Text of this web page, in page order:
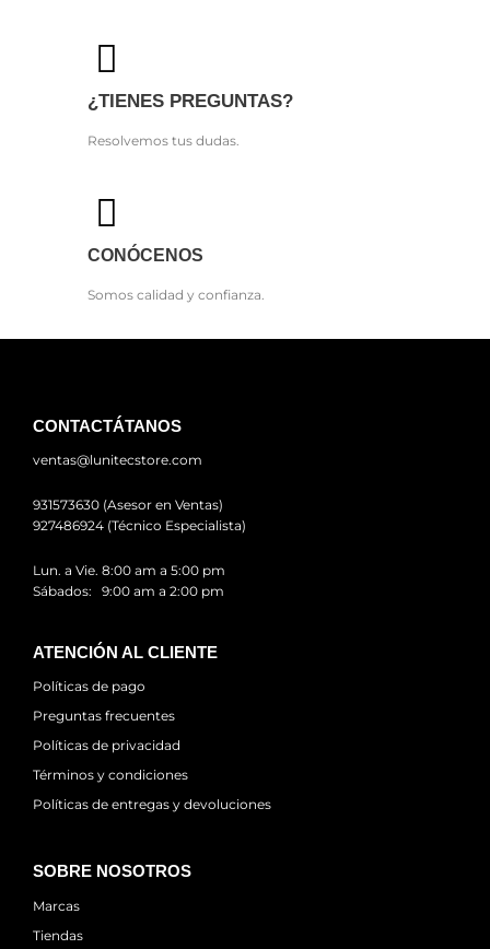
¿TIENES PREGUNTAS?
Resolvemos tus dudas.
CONÓCENOS
Somos calidad y confianza.
CONTACTÁTANOS
ventas@lunitecstore.com
931573630 (Asesor en Ventas)
927486924 (Técnico Especialista)
Lun. a Vie. 8:00 am a 5:00 pm
Sábados: 9:00 am a 2:00 pm
ATENCIÓN AL CLIENTE
Políticas de pago
Preguntas frecuentes
Políticas de privacidad
Términos y condiciones
Políticas de entregas y devoluciones
SOBRE NOSOTROS
Marcas
Tiendas